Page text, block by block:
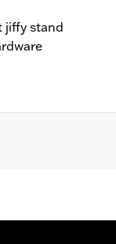
jiffy stand